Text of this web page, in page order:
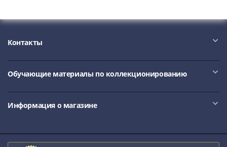
Контакты
Обучающие материалы по коллекционированию
Информация о магазине